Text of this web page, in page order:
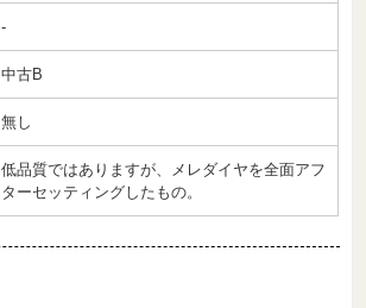
-
中古B
無し
低品質ではありますが、メレダイヤを全面アフ
ターセッティングしたもの。